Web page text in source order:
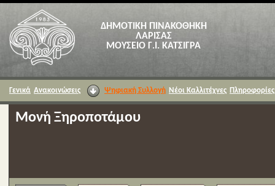
ΔΗΜΟΤΙΚΗ ΠΙΝΑΚΟΘΗΚΗ
ΛΑΡΙΣΑΣ
ΜΟΥΣΕΙΟ Γ.Ι. ΚΑΤΣΙΓΡΑ
Γενικά Ανακοινώσεις Ψηφιακή Συλλογή Νέοι Καλλιτέχνες Πληροφορίες
Μονή Ξηροποτάμου